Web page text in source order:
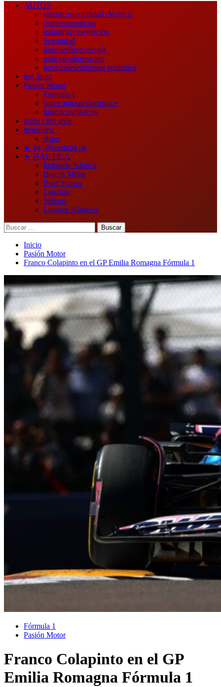
Menú
AUTOS
electricosmovilidad eléctrica
empresasnoticias
industriapresentación
Seguridad
ingenieríatecnología
noticiasinformación
novedadesempresas vehículos
test drive
Pasión Motor
Fórmula 1
super autosperformance
históricosclásicos
estilo / life style
transporte
Agro
► Ig: @carstotal.ok
► NÁUTICA
Industria Náutica
Barcos Motor
Boat Shows
Lanchas
Veleros
Lugares Náuticos
Buscar:
Inicio
Pasión Motor
Franco Colapinto en el GP Emilia Romagna Fórmula 1
Fórmula 1
Pasión Motor
Franco Colapinto en el GP
Emilia Romagna Fórmula 1